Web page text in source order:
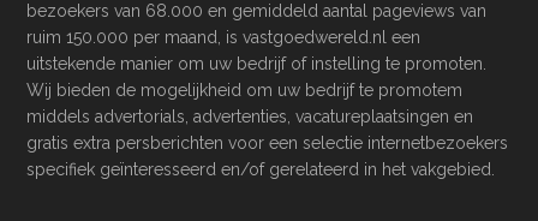
bezoekers van 68.000 en gemiddeld aantal pageviews van
ruim 150.000 per maand, is vastgoedwereld.nl een
uitstekende manier om uw bedrijf of instelling te promoten.
Wij bieden de mogelijkheid om uw bedrijf te promotem
middels advertorials, advertenties, vacatureplaatsingen en
gratis extra persberichten voor een selectie internetbezoekers
specifiek geïnteresseerd en/of gerelateerd in het vakgebied.